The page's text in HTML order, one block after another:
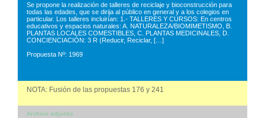
Se propone la realización de talleres de reciclaje y bioconstrucción para
todas las edades, que se dirija al público en general y a los colegios en
particular. Los talleres incluirían: 1.- TALLERES Y CURSOS: En centros
educativos y espacios naturales: A. NATURALEZA/BIOMIMETISMO, B.
PLANTAS LOCALES COMESTIBLES, C. PLANTAS MEDICINALES, D.
CONCIENCIACIÓN: 3 R (Reducir, Reciclar, […]
Propuesta Nº: 1969
NOTA: Fusión de las propuestas 176 y 241
Archivo adjunto